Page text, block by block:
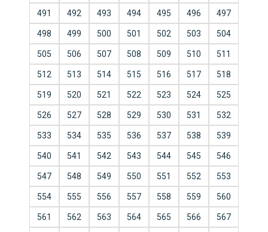
491 492 493 494 495 496 497
498 499 500 501 502 503 504
505 506 507 508 509 510 511
512 513 514 515 516 517 518
519 520 521 522 523 524 525
526 527 528 529 530 531 532
533 534 535 536 537 538 539
540 541 542 543 544 545 546
547 548 549 550 551 552 553
554 555 556 557 558 559 560
561 562 563 564 565 566 567